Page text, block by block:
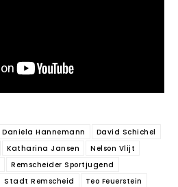
Daniela Hannemann
David Schichel
Katharina Jansen
Nelson Vlijt
Remscheider Sportjugend
Stadt Remscheid
Teo Feuerstein